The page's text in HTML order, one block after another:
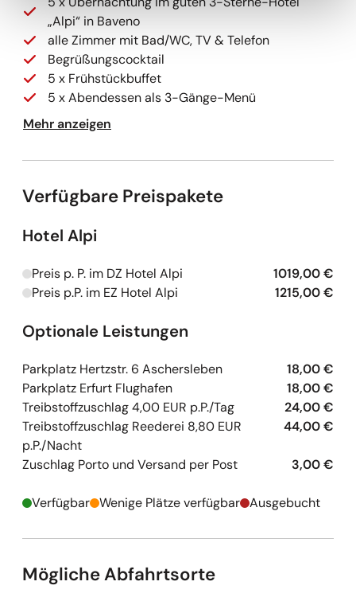
„Alpi“ in Baveno
alle Zimmer mit Bad/WC, TV & Telefon
Begrüßungscocktail
5 x Frühstückbuffet
5 x Abendessen als 3-Gänge-Menü
Ausflug Borromäische Inseln & Stresa mit
örtlicher Reiseleitung
Eintritt Palazzo Borromeo und Garten
Ausflug Luganer See und Comer See mit
Aufenthalt in Como
Ausflug Verzascatal mit Locarno mit örtlicher
Reiseleitung
Ausflug zum Ortasee mit örtlicher Reiseleitung
Mehr anzeigen
Verfügbare Preispakete
Hotel Alpi
Kapazitäten werden geladen
Preis p. P. im DZ Hotel Alpi 1019,00 €
Kapazitäten werden geladen
Preis p.P. im EZ Hotel Alpi 1215,00 €
Optionale Leistungen
Parkplatz Hertzstr. 6 Aschersleben
18,00 €
Parkplatz Erfurt Flughafen
18,00 €
Treibstoffzuschlag 4,00 EUR p.P./Tag
24,00 €
Treibstoffzuschlag Reederei 8,80 EUR
p.P./Nacht
44,00 €
Zuschlag Porto und Versand per Post 3,00 €
Verfügbar Wenige Plätze verfügbar Ausgebucht
Mögliche Abfahrtsorte